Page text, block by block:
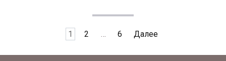
1 2 … 6 Далее